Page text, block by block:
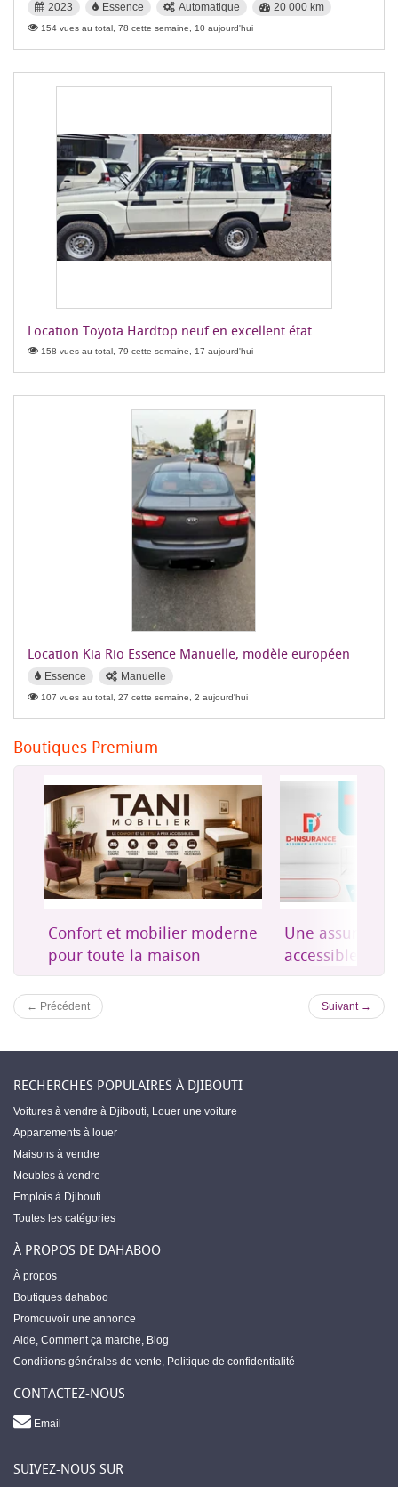
2023 Essence Automatique 20 000 km
154 vues au total, 78 cette semaine, 10 aujourd'hui
Location Toyota Hardtop neuf en excellent état
158 vues au total, 79 cette semaine, 17 aujourd'hui
Location Kia Rio Essence Manuelle, modèle européen
Essence Manuelle
107 vues au total, 27 cette semaine, 2 aujourd'hui
Boutiques Premium
Confort et mobilier moderne
pour toute la maison
Une
accessible à
← Précédent Suivant →
RECHERCHES POPULAIRES À DJIBOUTI
Voitures à vendre à Djibouti, Louer une voiture
Appartements à louer
Maisons à vendre
Meubles à vendre
Emplois à Djibouti
Toutes les catégories
À PROPOS DE DAHABOO
À propos
Boutiques dahaboo
Promouvoir une annonce
Aide, Comment ça marche, Blog
Conditions générales de vente, Politique de confidentialité
CONTACTEZ-NOUS
Email
SUIVEZ-NOUS SUR